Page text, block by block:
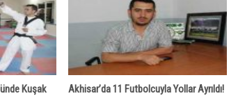
Kuşak
Akhisar’da 11 Futbolcuyla Yollar Ayrıldı!